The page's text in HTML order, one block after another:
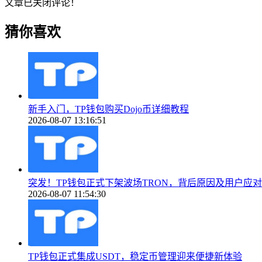
文章已关闭评论！
猜你喜欢
新手入门，TP钱包购买Dojo币详细教程
2026-08-07 13:16:51
突发！TP钱包正式下架波场TRON，背后原因及用户应
2026-08-07 11:54:30
TP钱包正式集成USDT，稳定币管理迎来便捷新体验